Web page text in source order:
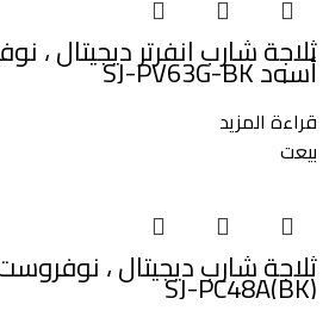
أسود SJ-PV63G-BK
قراءة المزيد
بيعت
SJ-PC48A(BK)